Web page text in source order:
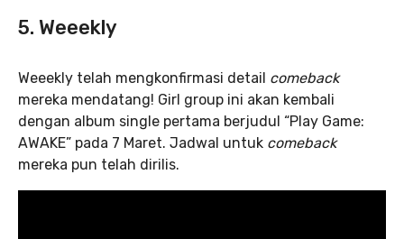
5. Weeekly
Weeekly telah mengkonfirmasi detail comeback
mereka mendatang! Girl group ini akan kembali
dengan album single pertama berjudul “Play Game:
AWAKE” pada 7 Maret. Jadwal untuk comeback
mereka pun telah dirilis.